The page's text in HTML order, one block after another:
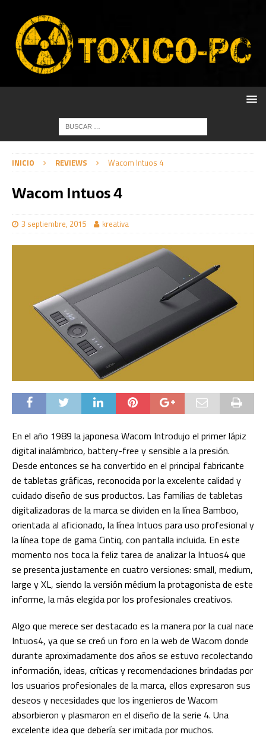
INICIO REVIEWS Wacom Intuos 4
Wacom Intuos 4
3 septiembre, 2015 kreativa
En el año 1989 la japonesa Wacom Introdujo el primer lápiz
digital inalámbrico, battery-free y sensible a la presión.
Desde entonces se ha convertido en el principal fabricante
de tabletas gráficas, reconocida por la excelente calidad y
cuidado diseño de sus productos. Las familias de tabletas
digitalizadoras de la marca se dividen en la línea Bamboo,
orientada al aficionado, la línea Intuos para uso profesional y
la línea tope de gama Cintiq, con pantalla incluida. En este
momento nos toca la feliz tarea de analizar la Intuos4 que
se presenta justamente en cuatro versiones: small, medium,
large y XL, siendo la versión médium la protagonista de este
informe, la más elegida por los profesionales creativos.
Algo que merece ser destacado es la manera por la cual nace
Intuos4, ya que se creó un foro en la web de Wacom donde
durante aproximadamente dos años se estuvo recolectando
información, ideas, críticas y recomendaciones brindadas por
los usuarios profesionales de la marca, ellos expresaron sus
deseos y necesidades que los ingenieros de Wacom
absorbieron y plasmaron en el diseño de la serie 4. Una
excelente idea que debería ser imitada por muchos.